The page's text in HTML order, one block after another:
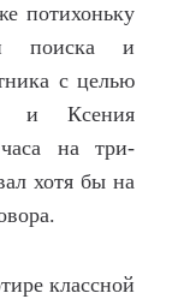
потихоньку
поиска и
с целью
и Ксения
на три-
хотя бы на
классной